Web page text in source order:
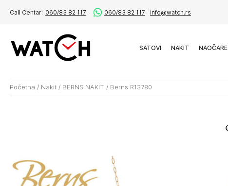
Call Centar: 060/83 82 117 060/83 82 117 info@watch.rs
SATOVI NAKIT NAOČARE
Početna / Nakit / BERNS NAKIT / Berns R13780